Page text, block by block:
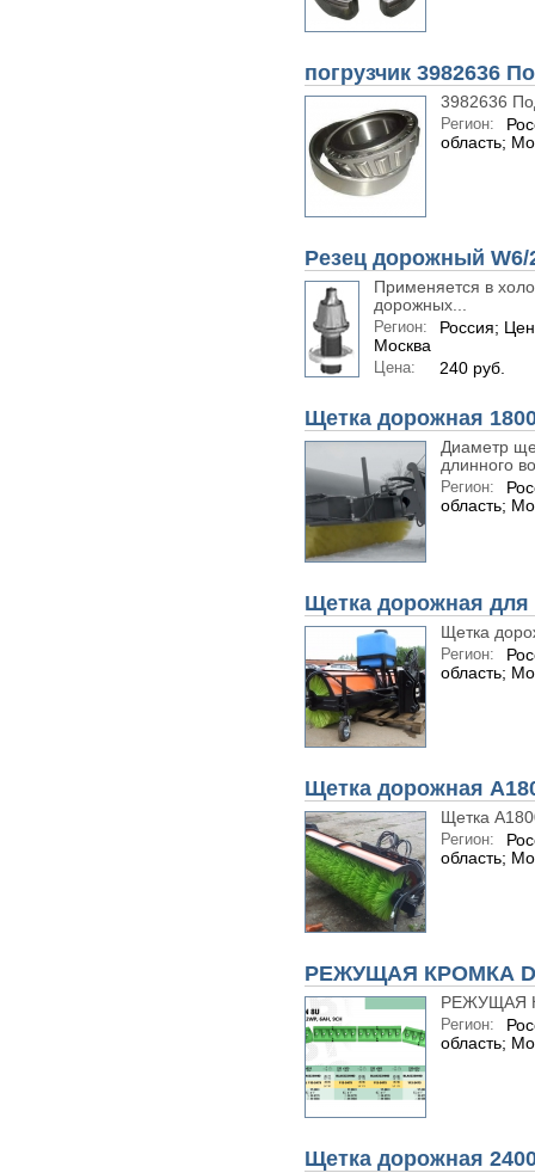
погрузчик 3982636
3982636
Регион:
область;
Резец дорожный W6/
Применяется в
дорожных...
Регион:
Россия;
Москва
Цена: 240 руб.
Щетка дорожная
Диаметр
длинного
Регион:
область;
Щетка дорожная для
Щетка
Регион:
область;
Щетка дорожная
Щетка
Регион:
область;
РЕЖУЩАЯ КРОМКА
РЕЖУЩАЯ
Регион:
область;
Щетка дорожная